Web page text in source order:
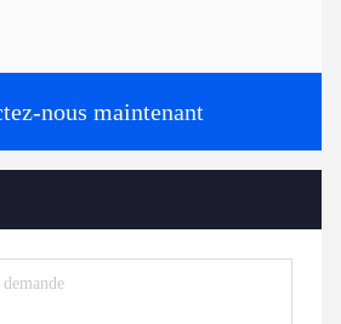
nous maintenant